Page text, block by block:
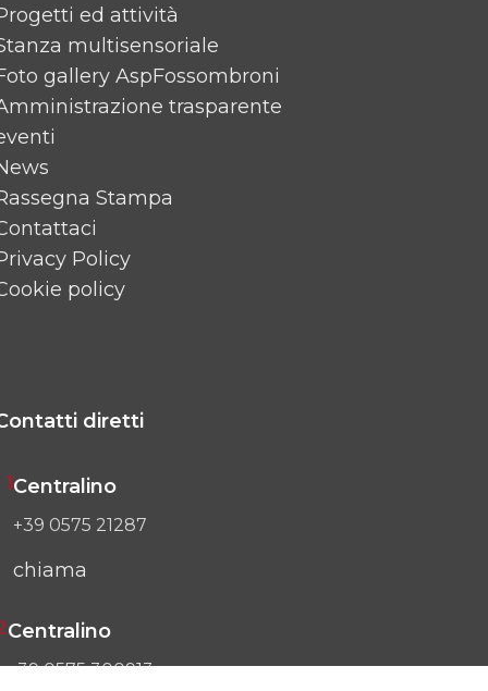
ed attività
multisensoriale
gallery AspFossombroni
trasparente
Stampa
Policy
policy
diretti
1Centralino
+39 0575 21287
chiama
Centralino
+39 0575 300913